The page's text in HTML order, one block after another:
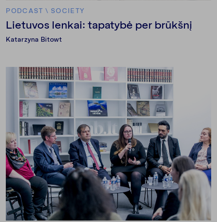
PODCAST \ SOCIETY
Lietuvos lenkai: tapatybė per brūkšnį
Katarzyna Bitowt